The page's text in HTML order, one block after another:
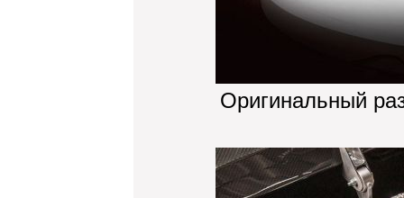
Оригинальный